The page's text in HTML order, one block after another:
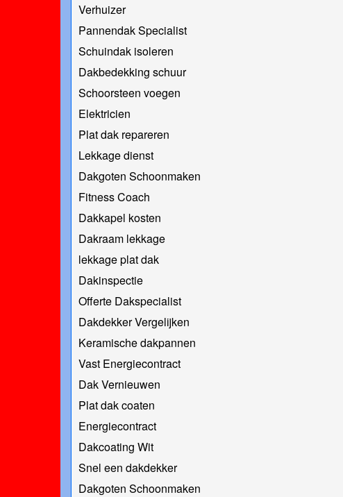
Verhuizer
Pannendak Specialist
Schuindak isoleren
Dakbedekking schuur
Schoorsteen voegen
Elektricien
Plat dak repareren
Lekkage dienst
Dakgoten Schoonmaken
Fitness Coach
Dakkapel kosten
Dakraam lekkage
lekkage plat dak
Dakinspectie
Offerte Dakspecialist
Dakdekker Vergelijken
Keramische dakpannen
Vast Energiecontract
Dak Vernieuwen
Plat dak coaten
Energiecontract
Dakcoating Wit
Snel een dakdekker
Dakgoten Schoonmaken